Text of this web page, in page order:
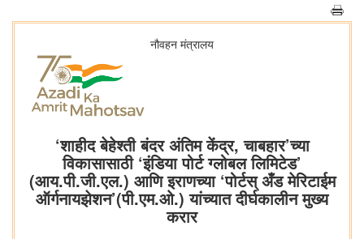
नौवहन मंत्रालय
‘शाहीद बेहेश्ती बंदर अंतिम केंद्र, चाबहार’च्या
विकासासाठी ‘इंडिया पोर्ट ग्लोबल लिमिटेड’
(आय.पी.जी.एल.) आणि इराणच्या ‘पोर्टस् अँड मेरिटाईम
ऑर्गनायझेशन’(पी.एम.ओ.) यांच्यात दीर्घकालीन मुख्य
करार